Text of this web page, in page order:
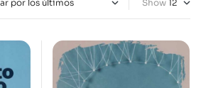
Show